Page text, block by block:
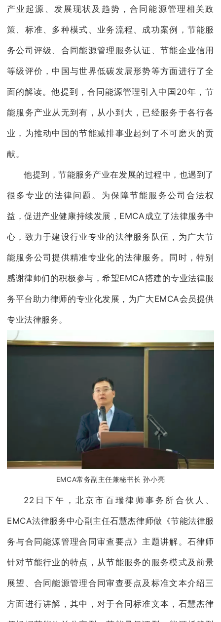
产业起源、发展现状及趋势，合同能源管理相关政
策、标准、多种模式、业务流程、成功案例，节能服
务公司评级、合同能源管理服务认证、节能企业信用
等级评价，中国与世界低碳发展形势等方面进行了全
面的解读。他提到，合同能源管理引入中国20年，节
能服务产业从无到有，从小到大，已经服务于各行各
业，为推动中国的节能减排事业起到了不可磨灭的贡
献。
他提到，节能服务产业在发展的过程中，也遇到了
很多专业的法律问题。为保障节能服务公司合法权
益，促进产业健康持续发展，EMCA成立了法律服务中
心，致力于建设行业专业的法律服务队伍，为广大节
能服务公司提供精准专业化的法律服务。同时，特别
感谢律师们的积极参与，希望EMCA搭建的专业法律服
务平台助力律师的专业化发展，为广大EMCA会员提供
专业法律服务。
EMCA常务副主任兼秘书长 孙小亮
22日下午，北京市百瑞律师事务所合伙人、
EMCA法律服务中心副主任石慧杰律师做《节能法律服
务与合同能源管理合同审查要点》主题讲解。石律师
针对节能行业的特点，从节能服务的服务模式及前景
展望、合同能源管理合同审查要点及标准文本介绍三
方面进行讲解，其中，对于合同标准文本，石慧杰律